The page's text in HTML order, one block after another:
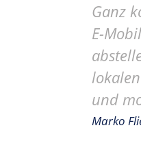
Ganz
E-
und
Marko